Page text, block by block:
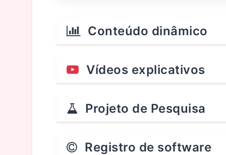
Conteúdo dinâmico
Vídeos explicativos
Projeto de Pesquisa
Registro de software